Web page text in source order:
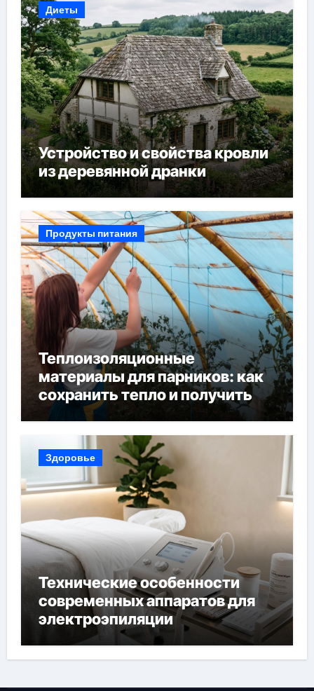
Диеты
Устройство и свойства кровли
из деревянной дранки
Продукты питания
Теплоизоляционные
материалы для парников: как
сохранить тепло и получить
богатый урожай
Здоровье
Технические особенности
современных аппаратов для
электроэпиляции